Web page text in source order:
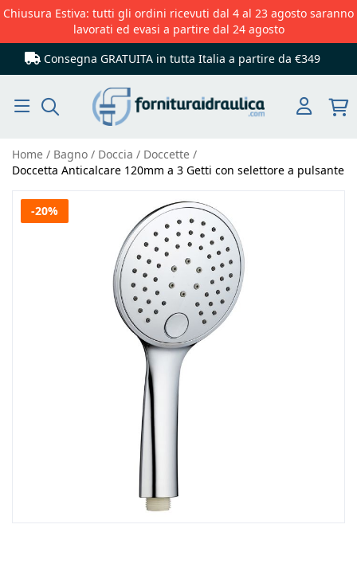
Chiusura Estiva: tutti gli ordini ricevuti dal 4 al 23 agosto saranno
lavorati ed evasi a partire dal 24 agosto
Consegna GRATUITA in tutta Italia a partire da €349
Home Bagno Doccia
Doccette
Doccetta Anticalcare 120mm a 3 Getti con selettore a pulsante
Vai
-20%